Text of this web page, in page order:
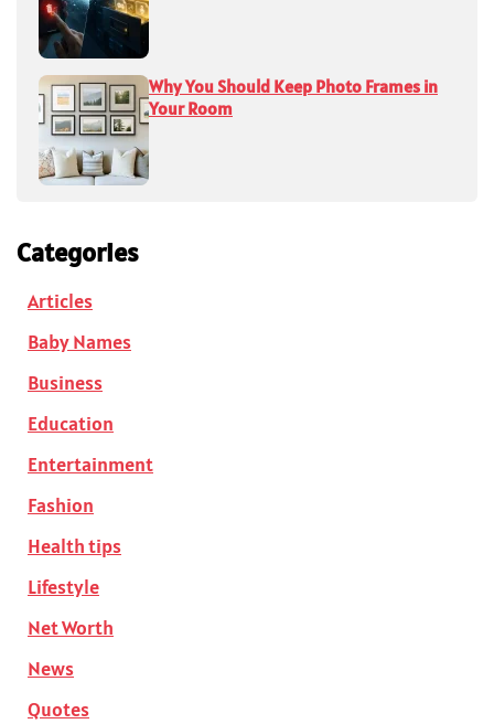
Why You Should Keep Photo Frames in
Your Room
Categories
Articles
Baby Names
Business
Education
Entertainment
Fashion
Health tips
Lifestyle
Net Worth
News
Quotes